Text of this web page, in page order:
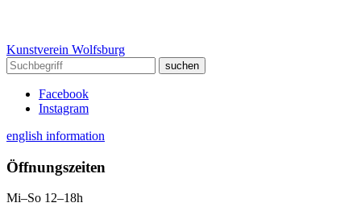
Kunstverein Wolfsburg
Facebook
Instagram
english information
Öffnungszeiten
Mi–So 12–18h